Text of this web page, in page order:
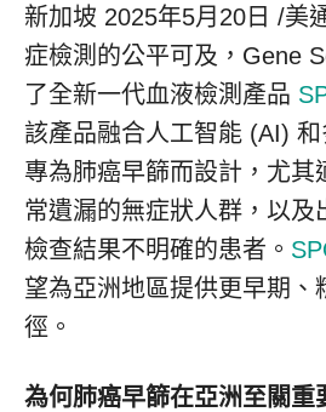
新加坡 2025年5月20日 /美
症檢測的公平可及，Gene
了全新一代血液檢測產品
該產品融合人工智能 (AI) 和
專為肺癌早篩而設計，尤其
常遺漏的無症狀人群，以及
檢查結果不明確的患者。
望為亞洲地區提供更早期、
徑。
為何肺癌早篩在亞洲至關重